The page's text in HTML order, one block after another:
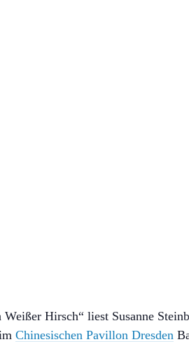
Hirsch“ liest Susanne
Chinesischen Pavillon Dresden